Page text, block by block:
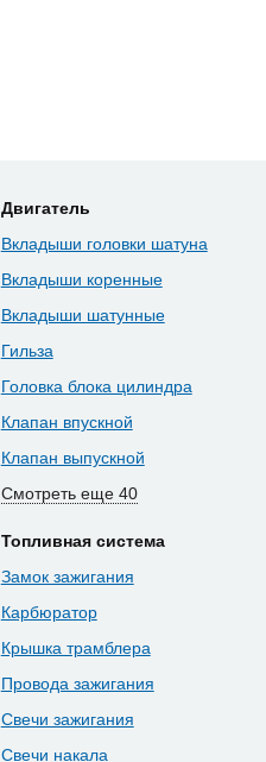
Двигатель
Вкладыши головки шатуна
Вкладыши коренные
Вкладыши шатунные
Гильза
Головка блока цилиндра
Клапан впускной
Клапан выпускной
Смотреть еще 40
Топливная система
Замок зажигания
Карбюратор
Крышка трамблера
Провода зажигания
Свечи зажигания
Свечи накала